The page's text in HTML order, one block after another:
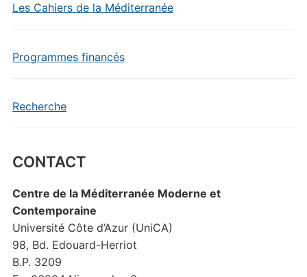
Les Cahiers de la Méditerranée
Programmes financés
Recherche
CONTACT
Centre de la Méditerranée Moderne et
Contemporaine
Université Côte d’Azur (UniCA)
98, Bd. Edouard-Herriot
B.P. 3209